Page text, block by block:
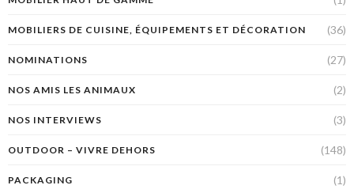
MOBILIERS DE CUISINE, ÉQUIPEMENTS ET DÉCORATION (36)
NOMINATIONS (27)
NOS AMIS LES ANIMAUX (2)
NOS INTERVIEWS (3)
OUTDOOR – VIVRE DEHORS (148)
PACKAGING (1)